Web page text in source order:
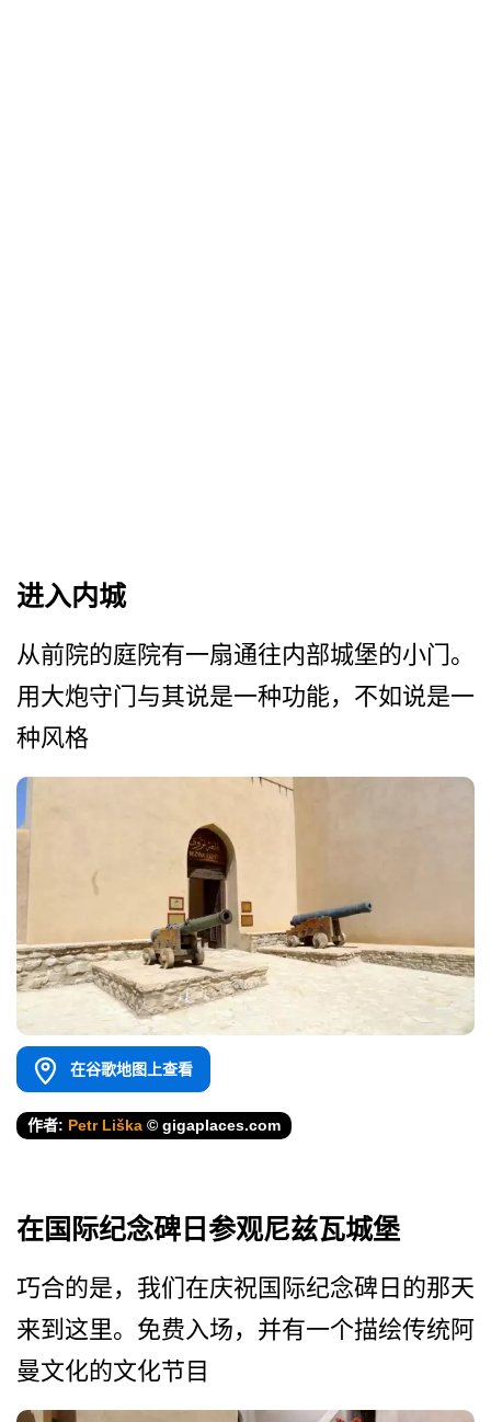
进入内城
从前院的庭院有一扇通往内部­城堡的小门。
用大炮守门与其说是一种功能，不如说是­一
种风格
在谷歌地图上查看
作者: Petr Liška © gigaplaces.com
在国际纪念碑日参观尼兹瓦城堡
巧合的是，我们在庆祝国际纪­念碑日的那天
来到这里。免费入场，并有一个描绘传统­阿
曼文化的文化节目